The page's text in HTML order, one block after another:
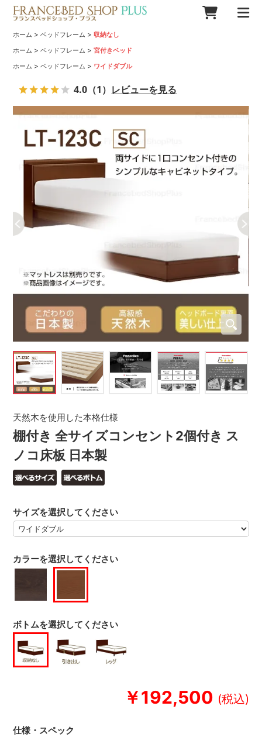
ホーム >ベッドフレーム >収納なし
ホーム >ベッドフレーム >宮付きベッド
ホーム >ベッドフレーム > ワイドダブル
棚付き 全サイズコンセント2個付き ス
ノコ床板 日本製
天然木を使用した本格仕様
￥192,500
カラーを選択してください
サイズを選択してください
ボトムを選択してください
仕様・スペック
4.0 （1） レビューを見る